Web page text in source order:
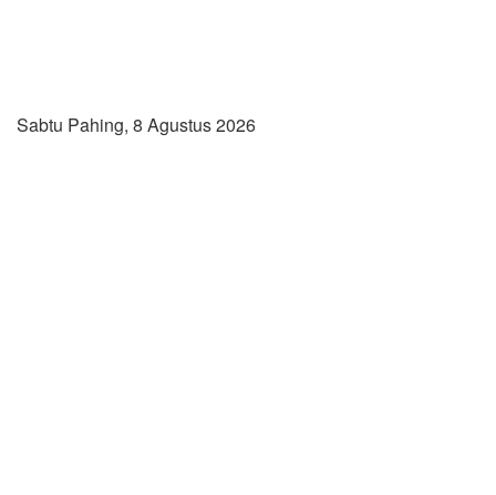
Sabtu Pahing, 8 Agustus 2026